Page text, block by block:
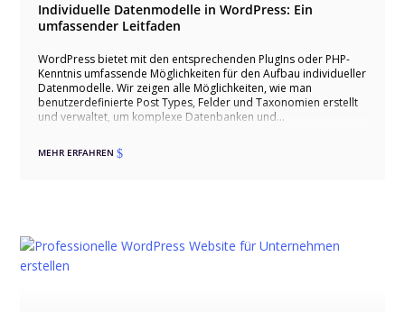
Individuelle Datenmodelle in WordPress: Ein
umfassender Leitfaden
WordPress bietet mit den entsprechenden PlugIns oder PHP-
Kenntnis umfassende Möglichkeiten für den Aufbau individueller
Datenmodelle. Wir zeigen alle Möglichkeiten, wie man
benutzerdefinierte Post Types, Felder und Taxonomien erstellt
und verwaltet, um komplexe Datenbanken und
Nutzung von Advanced Custom Fields (ACF) und Toolset Types,
um verschiedene Arten von Datenfeldern wie Textfelder, Bilder,
MEHR ERFAHREN$